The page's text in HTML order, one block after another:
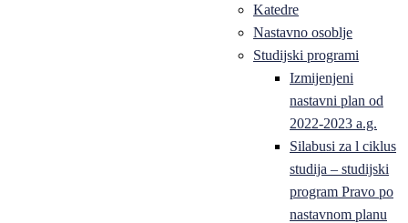
Katedre
Nastavno osoblje
Studijski programi
Izmijenjeni
nastavni plan od
2022-2023 a.g.
Silabusi za l ciklus
studija – studijski
program Pravo po
nastavnom planu